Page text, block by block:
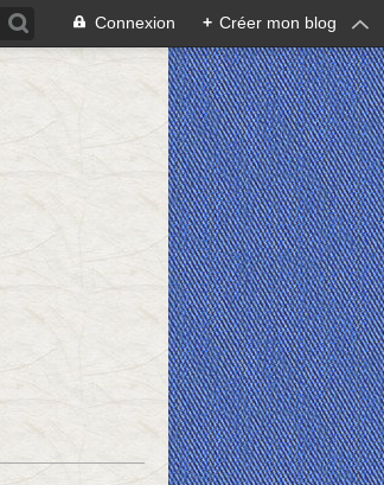
Connexion + Créer mon blog